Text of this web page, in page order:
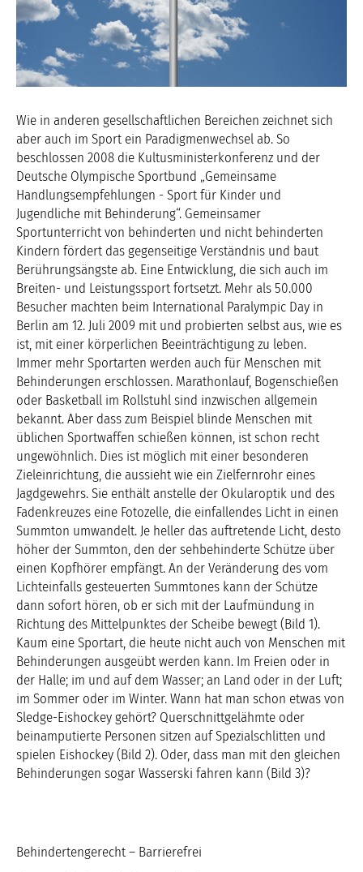
Wie in anderen gesellschaftlichen Bereichen zeichnet sich
aber auch im Sport ein Paradigmenwechsel ab. So
beschlossen 2008 die Kultusministerkonferenz und der
Deutsche Olympische Sportbund „Gemeinsame
Handlungsempfehlungen - Sport für Kinder und
Jugendliche mit Behinderung“. Gemeinsamer
Sportunterricht von behinderten und nicht behinderten
Kindern fördert das gegenseitige Verständnis und baut
Berührungsängste ab. Eine Entwicklung, die sich auch im
Breiten- und Leistungssport fortsetzt. Mehr als 50.000
Besucher machten beim International Paralympic Day in
Berlin am 12. Juli 2009 mit und probierten selbst aus, wie es
ist, mit einer körperlichen Beeinträchtigung zu leben.
Immer mehr Sportarten werden auch für Menschen mit
Behinderungen erschlossen. Marathonlauf, Bogenschießen
oder Basketball im Rollstuhl sind inzwischen allgemein
bekannt. Aber dass zum Beispiel blinde Menschen mit
üblichen Sportwaffen schießen können, ist schon recht
ungewöhnlich. Dies ist möglich mit einer besonderen
Zieleinrichtung, die aussieht wie ein Zielfernrohr eines
Jagdgewehrs. Sie enthält anstelle der Okularoptik und des
Fadenkreuzes eine Fotozelle, die einfallendes Licht in einen
Summton umwandelt. Je heller das auftretende Licht, desto
höher der Summton, den der sehbehinderte Schütze über
einen Kopfhörer empfängt. An der Veränderung des vom
Lichteinfalls gesteuerten Summtones kann der Schütze
dann sofort hören, ob er sich mit der Laufmündung in
Richtung des Mittelpunktes der Scheibe bewegt (Bild 1).
Kaum eine Sportart, die heute nicht auch von Menschen mit
Behinderungen ausgeübt werden kann. Im Freien oder in
der Halle; im und auf dem Wasser; an Land oder in der Luft;
im Sommer oder im Winter. Wann hat man schon etwas von
Sledge-Eishockey gehört? Querschnittgelähmte oder
beinamputierte Personen sitzen auf Spezialschlitten und
spielen Eishockey (Bild 2). Oder, dass man mit den gleichen
Behinderungen sogar Wasserski fahren kann (Bild 3)?
Behindertengerecht – Barrierefrei